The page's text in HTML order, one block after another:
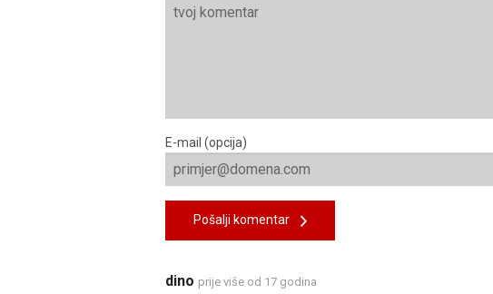
E-mail (opcija)
Pošalji komentar
dino prije više od 17 godina